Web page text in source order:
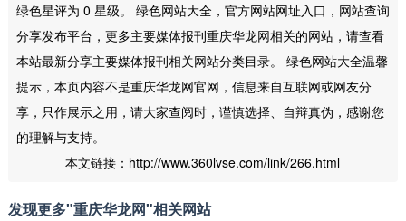
绿色星评为 0 星级。 绿色网站大全，官方网站网址入口，网站查询
分享发布平台，更多主要媒体报刊重庆华龙网相关的网站，请查看
本站最新分享主要媒体报刊相关网站分类目录。 绿色网站大全温馨
提示，本页内容不是重庆华龙网官网，信息来自互联网或网友分
享，只作展示之用，请大家查阅时，谨慎选择、自辩真伪，感谢您
的理解与支持。
本文链接：http://www.360lvse.com/link/266.html
发现更多"重庆华龙网"相关网站